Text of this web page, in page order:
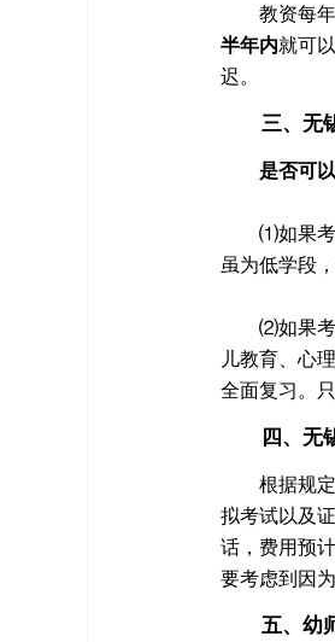
教资每
半年内就可
迟。
三、无
是否可
⑴如果考
虽为低学段
⑵如果考
儿教育、心
全面复习。
四、无
根据规
拟考试以及
话，费用预
要考虑到因
五、幼